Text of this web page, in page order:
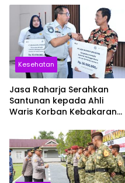
Kesehatan
Jasa Raharja Serahkan
Santunan kepada Ahli
Waris Korban Kebakaran